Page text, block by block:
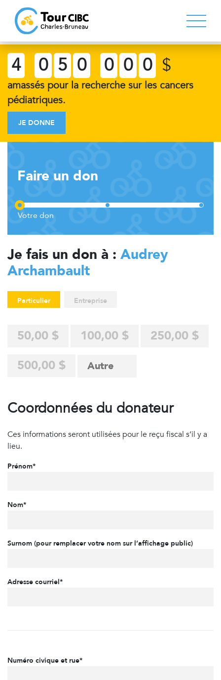
4 0 5 0 0 0 0 $
amassés pour la recherche sur les cancers
pédiatriques.
JE DONNE
Faire un don
Je fais un don à : Audrey
Archambault
Particulier Entreprise
50,00 $ 100,00 $
250,00 $
500,00 $
Coordonnées du donateur
Ces informations seront utilisées pour le reçu fiscal s’il y a
lieu.
Prénom*
Nom*
Surnom (pour remplacer votre nom sur l’affichage public)
Adresse courriel*
Numéro civique et rue*